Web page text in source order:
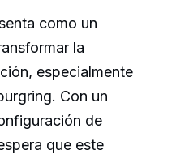
como un
la
especialmente
Con un
de
que este